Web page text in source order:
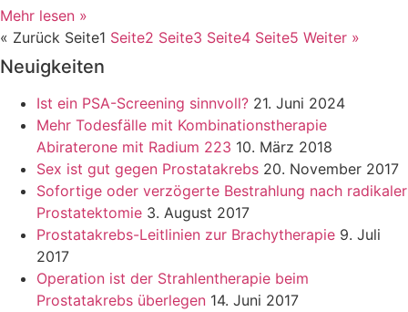
Mehr lesen »
« Zurück Seite1 Seite2 Seite3 Seite4 Seite5 Weiter »
Neuigkeiten
Ist ein PSA-Screening sinnvoll? 21. Juni 2024
Mehr Todesfälle mit Kombinationstherapie
Abiraterone mit Radium 223 10. März 2018
Sex ist gut gegen Prostatakrebs 20. November 2017
Sofortige oder verzögerte Bestrahlung nach radikaler
Prostatektomie 3. August 2017
Prostatakrebs-Leitlinien zur Brachytherapie 9. Juli
2017
Operation ist der Strahlentherapie beim
Prostatakrebs überlegen 14. Juni 2017